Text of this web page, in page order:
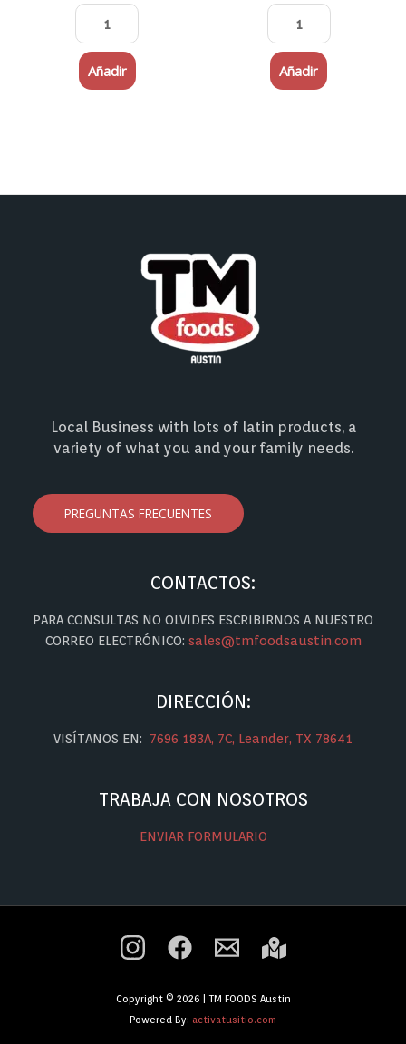
Añadir Añadir
Local Business with lots of latin products, a
variety of what you and your family needs.
PREGUNTAS FRECUENTES
CONTACTOS:
PARA CONSULTAS NO OLVIDES ESCRIBIRNOS A NUESTRO
CORREO ELECTRÓNICO: sales@tmfoodsaustin.com
DIRECCIÓN:
VISÍTANOS EN: 7696 183A, 7C, Leander, TX 78641
TRABAJA CON NOSOTROS
ENVIAR FORMULARIO
Copyright © 2026 | TM FOODS Austin
Powered By: activatusitio.com